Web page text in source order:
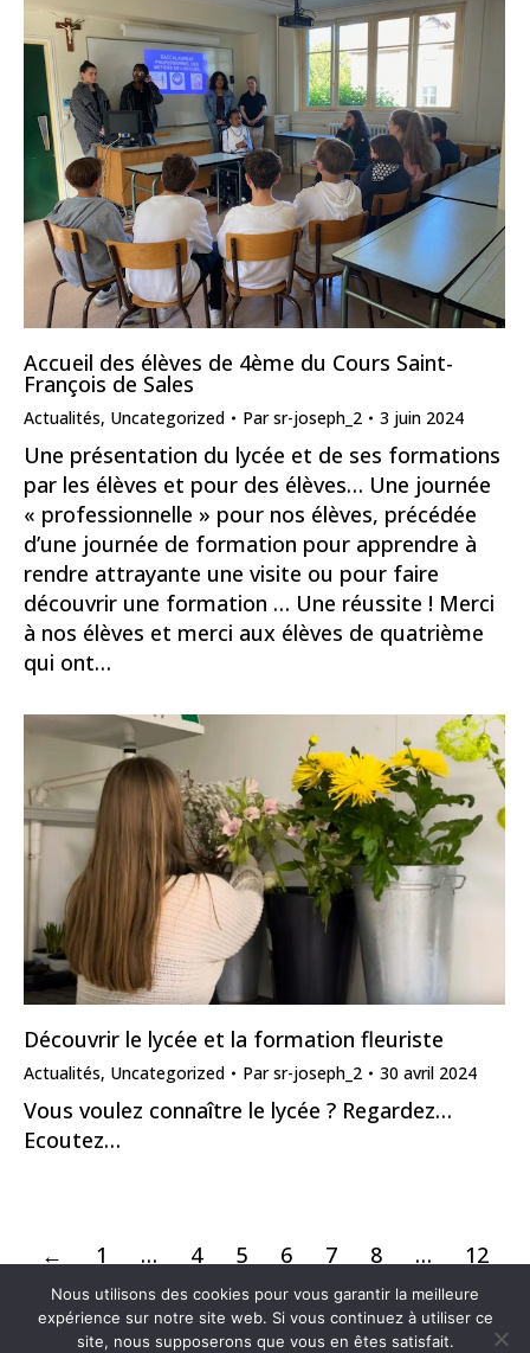
Accueil des élèves de 4ème du Cours Saint-
François de Sales
Actualités, Uncategorized Parsr-joseph_2 3 juin 2024
Une présentation du lycée et de ses formations
par les élèves et pour des élèves… Une journée
« professionnelle » pour nos élèves, précédée
d’une journée de formation pour apprendre à
rendre attrayante une visite ou pour faire
découvrir une formation … Une réussite ! Merci
à nos élèves et merci aux élèves de quatrième
qui ont…
Découvrir le lycée et la formation fleuriste
Actualités, Uncategorized Parsr-joseph_2 30 avril 2024
Vous voulez connaître le lycée ? Regardez…
Ecoutez…
← 1 … 4 5 6 7 8 …
12
→
Nous utilisons des cookies pour vous garantir la meilleure
expérience sur notre site web. Si vous continuez à utiliser ce
site, nous supposerons que vous en êtes satisfait.